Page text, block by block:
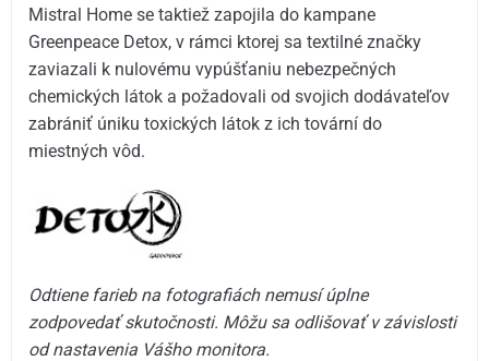
Mistral Home se taktiež zapojila do kampane
Greenpeace Detox, v rámci ktorej sa textilné značky
zaviazali k nulovému vypúšťaniu nebezpečných
chemických látok a požadovali od svojich dodávateľov
zabrániť úniku toxických látok z ich tovární do
miestných vôd.
Odtiene farieb na fotografiách nemusí úplne
zodpovedať skutočnosti. Môžu sa odlišovať v závislosti
od nastavenia Vášho monitora.